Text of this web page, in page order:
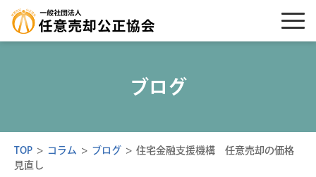
ブログ
TOP > コラム > ブログ > 住宅金融支援機構 任意売却の価格
見直し